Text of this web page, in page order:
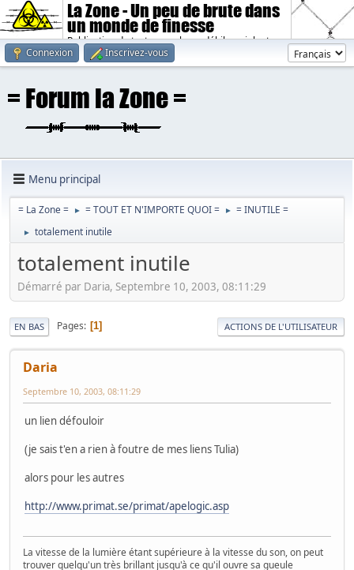
La Zone - Un peu de brute dans
un monde de finesse
Publication de textes sombres, débiles, violents.
Connexion
Inscrivez-vous
Menu principal
= La Zone = ► = TOUT ET N'IMPORTE QUOI = ► = INUTILE =
► totalement inutile
totalement inutile
Démarré par Daria, Septembre 10, 2003, 08:11:29
EN BAS Pages 1 ACTIONS DE L'UTILISATEUR
Daria
Septembre 10, 2003, 08:11:29
un lien défouloir
(je sais t'en a rien à foutre de mes liens Tulia)
alors pour les autres
http://www.primat.se/primat/apelogic.asp
La vitesse de la lumière étant supérieure à la vitesse du son, on peut
trouver quelqu'un très brillant jusqu'à ce qu'il ouvre sa gueule